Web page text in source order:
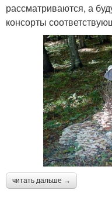
рассматриваются, а
консорты
читать дальше →